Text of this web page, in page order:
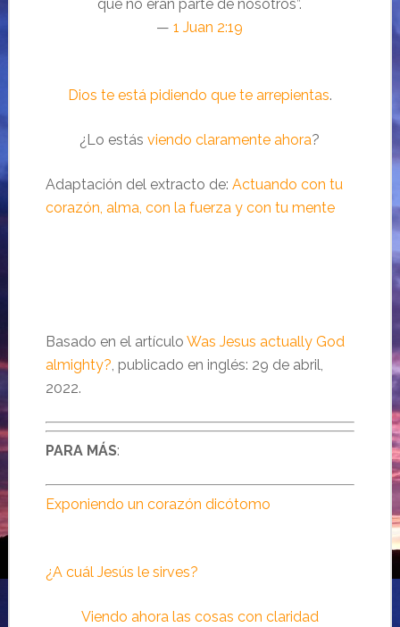
que no eran parte de nosotros”.
—1 Juan 2:19
Dios te está pidiendo que te arrepientas.
¿Lo estásviendo claramente ahora?
Adaptación del extracto de: Actuando con tu
corazón, alma, con la fuerza y con tu mente
Basado en el artículo Was Jesus actually God
almighty?, publicado en inglés: 29 de abril,
2022.
PARA MÁS:
Exponiendo un corazón dicótomo
¿A cuál Jesús le sirves?
Viendo ahora las cosas con claridad